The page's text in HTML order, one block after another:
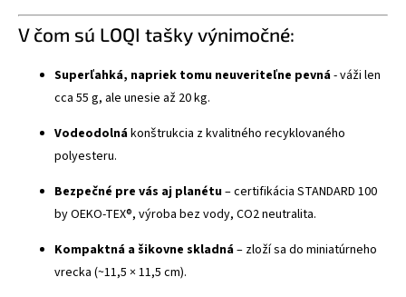
V čom sú LOQI tašky výnimočné:
Superľahká, napriek tomu neuveriteľne pevná- váži len
cca 55 g, ale unesie až 20 kg.
Vodeodolnákonštrukcia z kvalitného recyklovaného
polyesteru.
Bezpečné pre vás aj planétu– certifikácia STANDARD 100
by OEKO-TEX®, výroba bez vody, CO2 neutralita.
Kompaktná a šikovne skladná– zloží sa do miniatúrneho
vrecka (~11,5 × 11,5 cm).